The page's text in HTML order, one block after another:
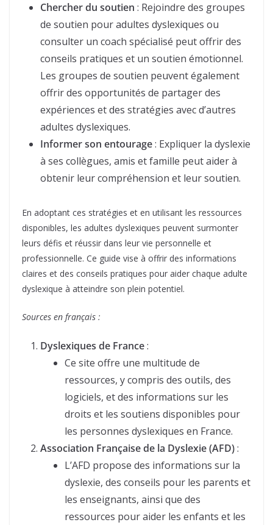
Chercher du soutien : Rejoindre des groupes
de soutien pour adultes dyslexiques ou
consulter un coach spécialisé peut offrir des
conseils pratiques et un soutien émotionnel.
Les groupes de soutien peuvent également
offrir des opportunités de partager des
expériences et des stratégies avec d’autres
adultes dyslexiques.
Informer son entourage: Expliquer la dyslexie
à ses collègues, amis et famille peut aider à
obtenir leur compréhension et leur soutien.
En adoptant ces stratégies et en utilisant les ressources
disponibles, les adultes dyslexiques peuvent surmonter
leurs défis et réussir dans leur vie personnelle et
professionnelle. Ce guide vise à offrir des informations
claires et des conseils pratiques pour aider chaque adulte
dyslexique à atteindre son plein potentiel.
Sources en français :
Dyslexiques de France:
Ce site offre une multitude de
ressources, y compris des outils, des
logiciels, et des informations sur les
droits et les soutiens disponibles pour
les personnes dyslexiques en France.
Association Française de la Dyslexie (AFD):
L’AFD propose des informations sur la
dyslexie, des conseils pour les parents et
les enseignants, ainsi que des
ressources pour aider les enfants et les